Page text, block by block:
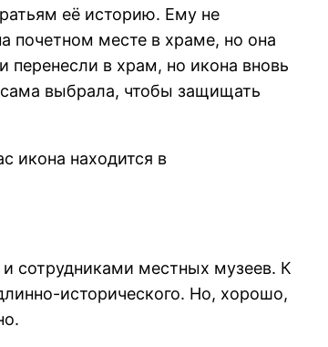
её историю. Ему не
почетном месте в храме, но она
в храм, но икона вновь
сама выбрала, чтобы защищать
икона находится в
сотрудниками местных музеев. К
исторического. Но, хорошо,